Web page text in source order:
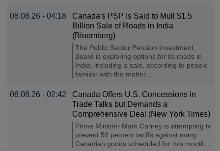
08.08.26 - 04:18
Canada′s PSP Is Said to Mull $1.5
Billion Sale of Roads in India
(Bloomberg)
The Public Sector Pension Investment
Board is exploring options for its roads in
India, including a sale, according to people
familiar with the matter....
08.08.26 - 02:42
Canada Offers U.S. Concessions in
Trade Talks but Demands a
Comprehensive Deal (New York Times)
Prime Minister Mark Carney is attempting to
prevent 50 percent tariffs against many
Canadian goods scheduled for this month....